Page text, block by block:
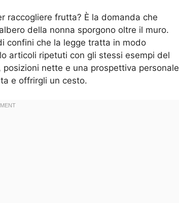
raccogliere frutta? È la domanda che
della nonna sporgono oltre il muro.
confini che la legge tratta in modo
articoli ripetuti con gli stessi esempi del
nette e una prospettiva personale
e offrirgli un cesto.